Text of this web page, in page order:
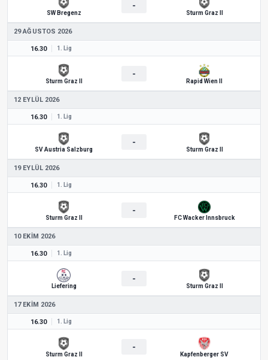
SW Bregenz
-
Sturm Graz II
29 AĞUSTOS 2026
16.30 1. Lig
Sturm Graz II
-
Rapid Wien II
12 EYLÜL 2026
16.30 1. Lig
SV Austria Salzburg
-
Sturm Graz II
19 EYLÜL 2026
16.30 1. Lig
Sturm Graz II
-
FC Wacker Innsbruck
10 EKIM 2026
16.30 1. Lig
Liefering
-
Sturm Graz II
17 EKIM 2026
16.30 1. Lig
Sturm Graz II
-
Kapfenberger SV